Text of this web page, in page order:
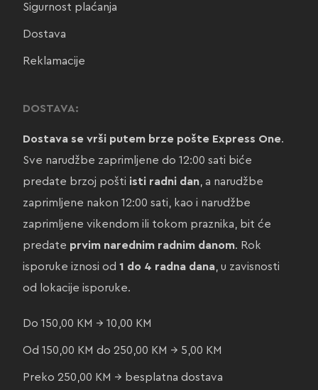
Sigurnost plaćanja
Dostava
Reklamacije
DOSTAVA:
Dostava se vrši putem brze pošte Express One.
Sve narudžbe zaprimljene do 12:00 sati biće
predate brzoj pošti isti radni dan, a narudžbe
zaprimljene nakon 12:00 sati, kao i narudžbe
zaprimljene vikendom ili tokom praznika, bit će
predate prvim narednim radnim danom. Rok
isporuke iznosi od 1 do 4 radna dana, u zavisnosti
od lokacije isporuke.
Do 150,00 KM → 10,00 KM
Od 150,00 KM do 250,00 KM → 5,00 KM
Preko 250,00 KM → besplatna dostava